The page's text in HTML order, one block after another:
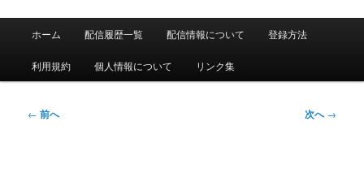
メ
ホーム 配信履歴一覧 配信情報について 登録方法
利用規約 個人情報について リンク集
投
← 前へ 次へ→